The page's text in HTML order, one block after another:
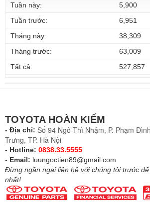
Tuần này:
5,900
Tuần trước:
6,951
Tháng này:
38,309
Tháng trước:
63,009
Tất cả:
527,857
TOYOTA HOÀN KIẾM
- Địa chỉ: Số 94 Ngô Thì Nhậm, P. Phạm
Trưng, TP. Hà Nội
- Hotline: 0838.33.5555
- Email: luungoctien89@gmail.com
Đừng ngần ngại liên hệ với chúng tôi trước
nhất!